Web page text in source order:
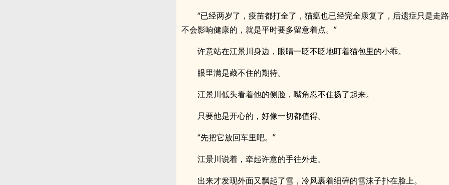
“已经两岁了，疫苗都打全了，猫瘟也已经完全康复了，后遗症只是走
不会影响健康的，就是平时要多留意着点。”
许意站在江景川身边，眼睛一眨不眨地盯着猫包里的小乖。
眼里满是藏不住的期待。
江景川低头看着他的侧脸，嘴角忍不住扬了起来。
只要他是开心的，好像一切都值得。
“先把它放回车里吧。”
江景川说着，牵起许意的手往外走。
出来才发现外面又飘起了雪，冷风裹着细碎的雪沫子扑在脸上。